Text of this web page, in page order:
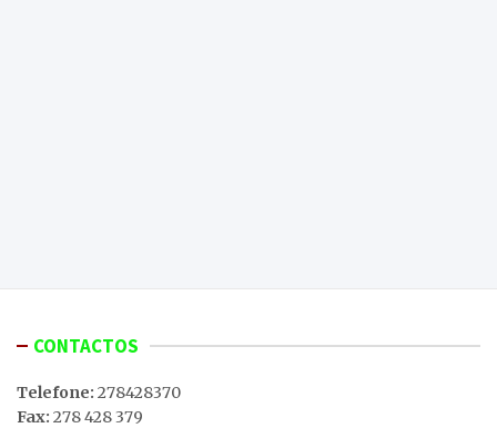
CONTACTOS
Telefone: 278428370
Fax: 278 428 379